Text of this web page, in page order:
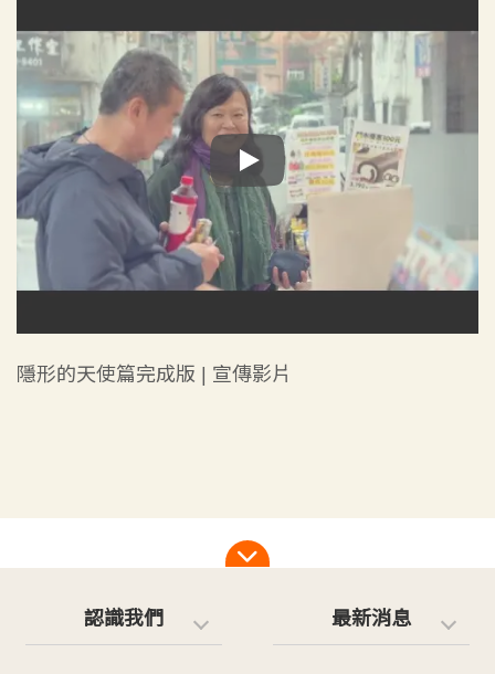
生」依然可以擁抱希望，充滿溫暖。讓我們攜手同行，為
需要幫助的家庭帶來更多光明與愛！
定期定額捐款連結：
https://cougar.eoffering.org.tw/contents/project_ct
捐款芳名錄查詢連結：
https://cougar.eoffering.org.tw/contents/lover
協會電子發票愛心碼「5841」懇請繼續支持!!
隱形的天使篇完成版 | 宣傳影片
認識我們 最新消息